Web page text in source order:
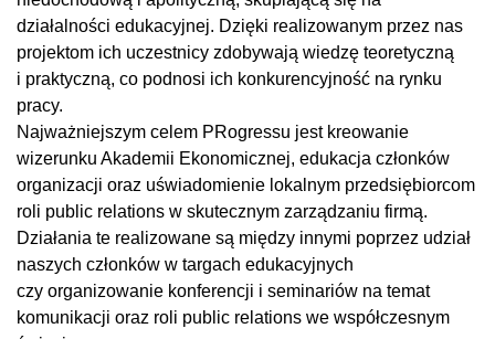
działalności edukacyjnej. Dzięki realizowanym przez nas
projektom ich uczestnicy zdobywają wiedzę teoretyczną
i praktyczną, co podnosi ich konkurencyjność na rynku
pracy.
Najważniejszym celem PRogressu jest kreowanie
wizerunku Akademii Ekonomicznej, edukacja członków
organizacji oraz uświadomienie lokalnym przedsiębiorcom
roli public relations w skutecznym zarządzaniu firmą.
Działania te realizowane są między innymi poprzez udział
naszych członków w targach edukacyjnych
czy organizowanie konferencji i seminariów na temat
komunikacji oraz roli public relations we współczesnym